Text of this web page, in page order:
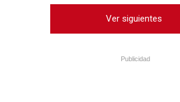
Ver siguientes
Publicidad